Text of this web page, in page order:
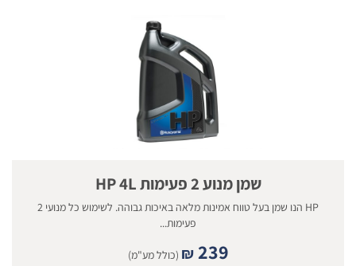
שמן מנוע 2 פעימות HP 4L
HP הנו שמן בעל טווח אמינות מלאה באיכות גבוהה. לשימוש כל מנועי 2
פעימות...
₪ 239
(כולל מע"מ)